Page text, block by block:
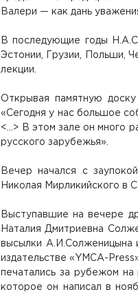
Валери — как дань
В последующие годы
Эстонии, Грузии, Польши,
лекции.
Открывая памятную
«Сегодня у нас большое
<...> В этом зале он много
русского зарубежья».
Вечер начался с
Николая Мирликийского в
Выступавшие на вечере
Наталия Дмитриевна
высылки А.И.Солженицына
издательстве «YMCA-
печатались за рубежом на
которое он написал в